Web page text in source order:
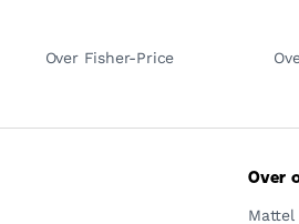
Over Fisher-Price
Over
Mattel